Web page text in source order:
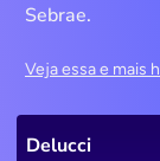
Sebrae.
Veja essa e mais
Delucci